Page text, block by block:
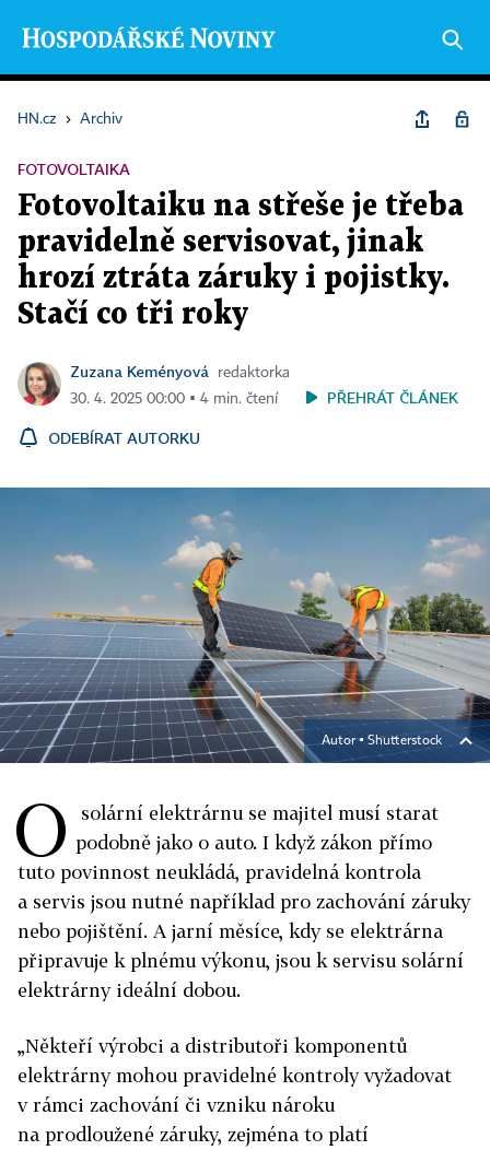
HN.cz › Archiv
FOTOVOLTAIKA
Fotovoltaiku na střeše je třeba
pravidelně servisovat, jinak
hrozí ztráta záruky i pojistky.
Stačí co tři roky
Zuzana Keményová
redaktorka
30. 4. 2025 00:00 ▪ 4 min. čtení
PŘEHRÁT ČLÁNEK
ODEBÍRAT AUTORKU
Autor ▪ Shutterstock
O
solární elektrárnu se majitel musí starat
podobně jako o auto. I když zákon přímo
tuto povinnost neukládá, pravidelná kontrola
a servis jsou nutné například pro zachování záruky
nebo pojištění. A jarní měsíce, kdy se elektrárna
připravuje k plnému výkonu, jsou k servisu solární
elektrárny ideální dobou.
„Někteří výrobci a distributoři komponentů
elektrárny mohou pravidelné kontroly vyžadovat
v rámci zachování či vzniku nároku
na prodloužené záruky, zejména to platí